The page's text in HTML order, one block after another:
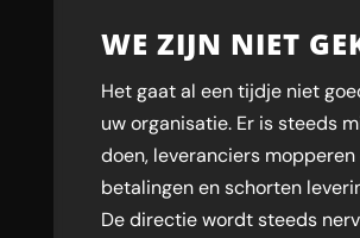
WE ZIJN NIET
Het gaat al een tijdje niet
uw organisatie. Er is steeds
doen, leveranciers mopperen
betalingen en schorten
De directie wordt steeds